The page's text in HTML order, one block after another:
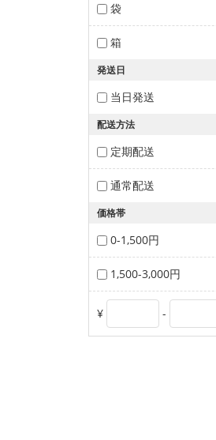
袋
箱
発送日
当日発送
配送方法
定期配送
通常配送
価格帯
0-1,500円
1,500-3,000円
¥ -